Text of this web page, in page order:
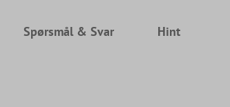
Spørsmål & Svar Hint